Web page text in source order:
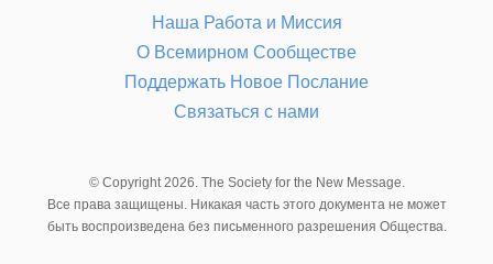
Наша Работа и Миссия
О Всемирном Сообществе
Поддержать Новое Послание
Связаться с нами
© Copyright 2026. The Society for the New Message.
Все права защищены. Никакая часть этого документа не может
быть воспроизведена без письменного разрешения Общества.